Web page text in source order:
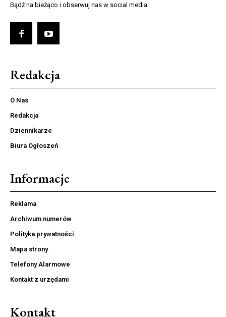
Bądź na bieżąco i obserwuj nas w social media
Redakcja
O Nas
Redakcja
Dziennikarze
Biura Ogłoszeń
Informacje
Reklama
Archiwum numerów
Polityka prywatności
Mapa strony
Telefony Alarmowe
Kontakt z urzędami
Kontakt